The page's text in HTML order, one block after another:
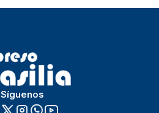
Síguenos